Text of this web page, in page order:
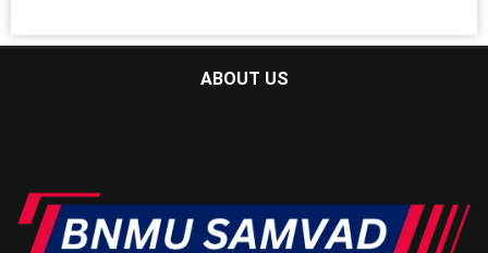
ABOUT US